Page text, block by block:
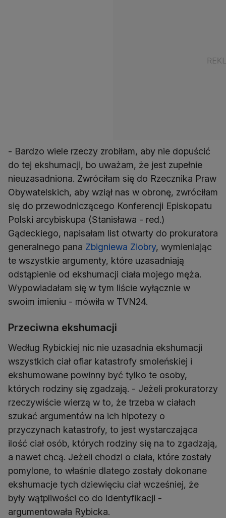
- Bardzo wiele rzeczy zrobiłam, aby nie dopuścić
do tej ekshumacji, bo uważam, że jest zupełnie
nieuzasadniona. Zwróciłam się do Rzecznika Praw
Obywatelskich, aby wziął nas w obronę, zwróciłam
się do przewodniczącego Konferencji Episkopatu
Polski arcybiskupa (Stanisława - red.)
Gądeckiego, napisałam list otwarty do prokuratora
generalnego pana Zbigniewa Ziobry, wymieniając
te wszystkie argumenty, które uzasadniają
odstąpienie od ekshumacji ciała mojego męża.
Wypowiadałam się w tym liście wyłącznie w
swoim imieniu - mówiła w TVN24.
Przeciwna ekshumacji
Według Rybickiej nic nie uzasadnia ekshumacji
wszystkich ciał ofiar katastrofy smoleńskiej i
ekshumowane powinny być tylko te osoby,
których rodziny się zgadzają. - Jeżeli prokuratorzy
rzeczywiście wierzą w to, że trzeba w ciałach
szukać argumentów na ich hipotezy o
przyczynach katastrofy, to jest wystarczająca
ilość ciał osób, których rodziny się na to zgadzają,
a nawet chcą. Jeżeli chodzi o ciała, które zostały
pomylone, to właśnie dlatego zostały dokonane
ekshumacje tych dziewięciu ciał wcześniej, że
były wątpliwości co do identyfikacji -
argumentowała Rybicka.